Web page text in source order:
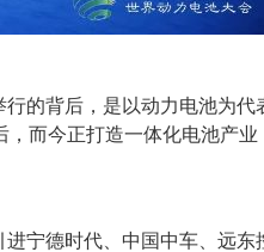
的背后，是以动力电池为代
，而今正打造一体化电池产业
宁德时代、中国中车、远东